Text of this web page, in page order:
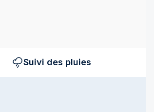
Suivi des pluies